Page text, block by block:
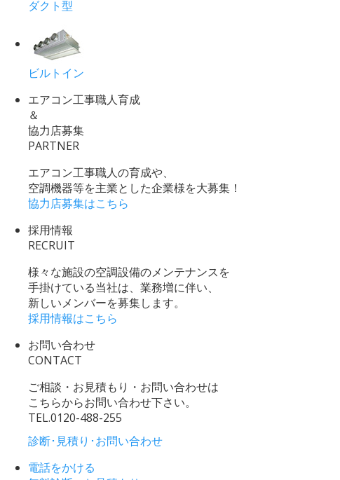
ダクト型
ビルトイン
エアコン工事職人育成
＆
協力店募集
PARTNER
エアコン工事職人の育成や、
空調機器等を主業とした企業様を大募集！
協力店募集はこちら
採用情報
RECRUIT
様々な施設の空調設備のメンテナンスを
手掛けている当社は、業務増に伴い、
新しいメンバーを募集します。
採用情報はこちら
お問い合わせ
CONTACT
ご相談・お見積もり・お問い合わせは
こちらからお問い合わせ下さい。
TEL.0120-488-255
診断･見積り･お問い合わせ
電話をかける